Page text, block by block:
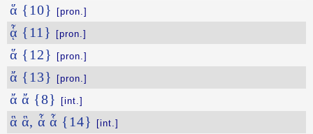
ἅ {10} [pron.]
ᾇ {11} [pron.]
ἅ {12} [pron.]
ἄ {13} [pron.]
ἄ ἄ {8} [int.]
ἃ ἃ, ἇ ἇ {14} [int.]